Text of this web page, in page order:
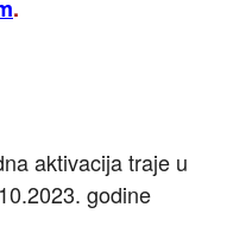
.
aktivacija traje u
godine